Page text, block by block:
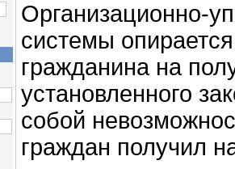
Организационно-
системы
гражданина на
установленного
собой
граждан получил